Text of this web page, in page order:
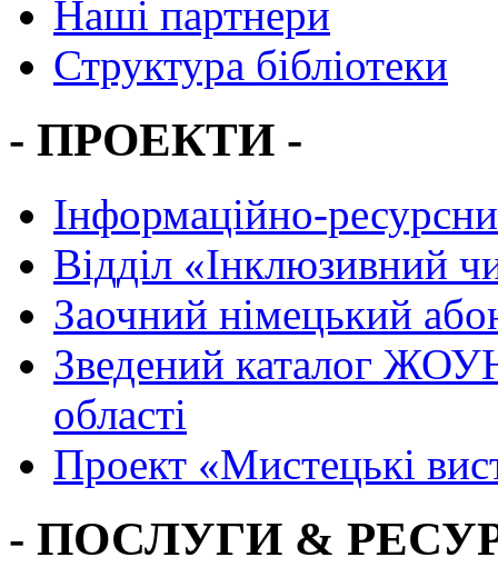
Наші партнери
Структура бібліотеки
- ПРОЕКТИ -
Інформаційно-
Вiддiл «Інклюзивний
Заочний німецький
Зведений каталог
області
Проект «Мистецькі
- ПОСЛУГИ &